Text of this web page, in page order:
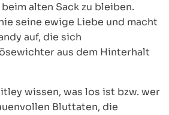
alten Sack zu bleiben.
seine ewige Liebe und macht
auf, die sich
aus dem Hinterhalt
wissen, was los ist bzw. wer
Bluttaten, die